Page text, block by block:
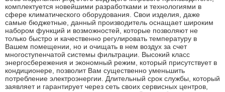
комплектуется новейшими разработками и технологиями в
сфере климатического оборудования. Свои изделия, даже
самые бюджетные, данный производитель оснащает широким
набором функций и возможностей, которые позволяют не
только быстро и качественно регулировать температуру в
Вашем помещении, но и очищать в нем воздух за счет
многоступенчатой системы фильтрации. Высокий класс
энергосбережения и экономный режим, который присутствует в
кондиционере, позволит Вам существенно уменьшить
потребление электроэнергии. Длительный срок службы, который
заявляет и гарантирует через сеть своих сервисных центров,